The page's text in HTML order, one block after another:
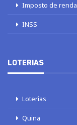
Imposto de renda
INSS
LOTERIAS
Loterias
Quina